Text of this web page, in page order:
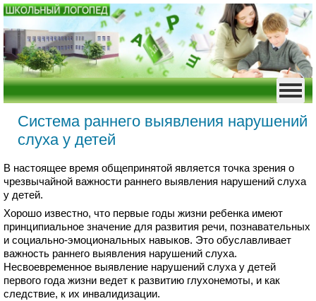
Система раннего выявления нарушений
слуха у детей
В настоящее время общепринятой является точка зрения о
чрезвычайной важности раннего выявления нарушений слуха
у детей.
Хорошо известно, что первые годы жизни ребенка имеют
принципиальное значение для развития речи, познавательных
и социально-эмоциональных навыков. Это обуславливает
важность раннего выявления нарушений слуха.
Несвоевременное выявление нарушений слуха у детей
первого года жизни ведет к развитию глухонемоты, и как
следствие, к их инвалидизации.